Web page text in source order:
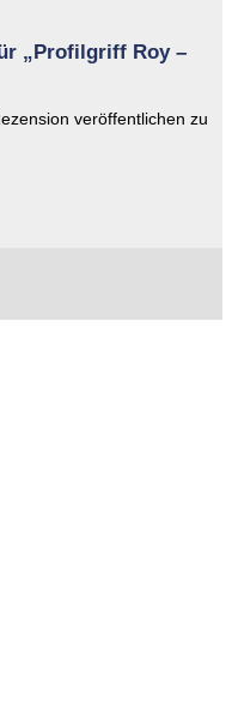
„Profilgriff Roy –
veröffentlichen zu